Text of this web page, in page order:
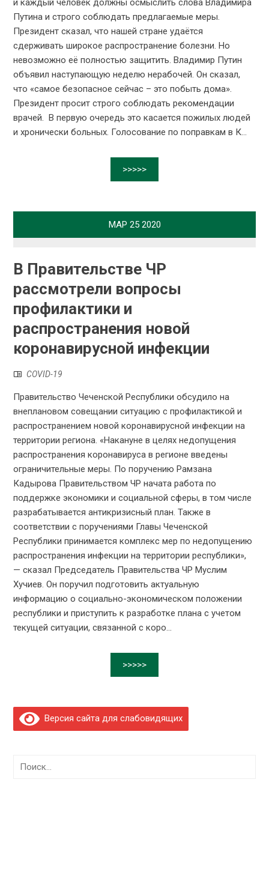
и каждый человек должны осмыслить слова Владимира
Путина и строго соблюдать предлагаемые меры.
Президент сказал, что нашей стране удаётся
сдерживать широкое распространение болезни. Но
невозможно её полностью защитить. Владимир Путин
объявил наступающую неделю нерабочей. Он сказал,
что «самое безопасное сейчас – это побыть дома».
Президент просит строго соблюдать рекомендации
врачей. В первую очередь это касается пожилых людей
и хронически больных. Голосование по поправкам в К...
>>>>>
МАР 25 2020
В Правительстве ЧР
рассмотрели вопросы
профилактики и
распространения новой
коронавирусной инфекции
COVID-19
Правительство Чеченской Республики обсудило на
внеплановом совещании ситуацию с профилактикой и
распространением новой коронавирусной инфекции на
территории региона. «Накануне в целях недопущения
распространения коронавируса в регионе введены
ограничительные меры. По поручению Рамзана
Кадырова Правительством ЧР начата работа по
поддержке экономики и социальной сферы, в том числе
разрабатывается антикризисный план. Также в
соответствии с поручениями Главы Чеченской
Республики принимается комплекс мер по недопущению
распространения инфекции на территории республики»,
— сказал Председатель Правительства ЧР Муслим
Хучиев. Он поручил подготовить актуальную
информацию о социально-экономическом положении
республики и приступить к разработке плана с учетом
текущей ситуации, связанной с коро...
>>>>>
Версия сайта для слабовидящих
Найти: